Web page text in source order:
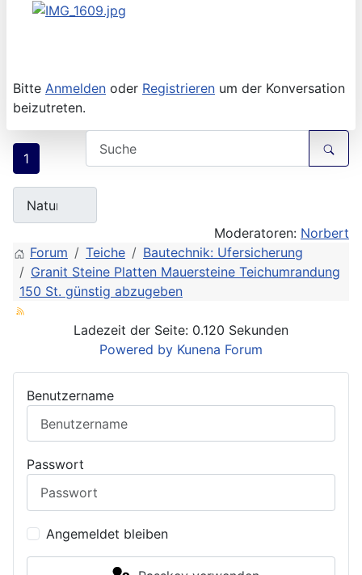
Bitte Anmelden oder Registrieren um der Konversation
beizutreten.
1
Moderatoren: Norbert
Forum
Teiche
Bautechnik: Ufersicherung
Granit Steine Platten Mauersteine Teichumrandung
150 St. günstig abzugeben
Ladezeit der Seite: 0.120 Sekunden
Powered by Kunena Forum
Benutzername
Passwort
Angemeldet bleiben